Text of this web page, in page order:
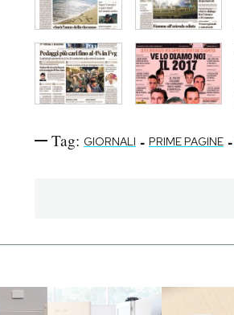
Tag: GIORNALI - PRIME PAGINE -